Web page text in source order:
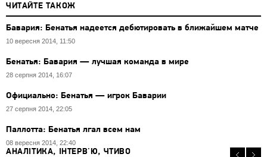
ЧИТАЙТЕ ТАКОЖ
Бавария: Бенатья надеется дебютировать в ближайшем матче
10 вересня 2014, 11:50
Бенатья: Бавария — лучшая команда в мире
28 серпня 2014, 16:07
Официально: Бенатья — игрок Баварии
27 серпня 2014, 22:05
Паллотта: Бенатья лгал всем нам
08 вересня 2014, 22:40
АНАЛІТИКА, ІНТЕРВ'Ю, ЧТИВО